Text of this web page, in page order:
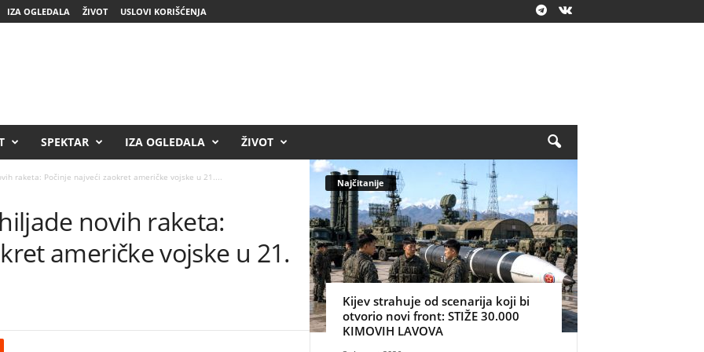
IZA OGLEDALA ŽIVOT USLOVI KORIŠĆENJA
SPEKTAR IZA OGLEDALA ŽIVOT
raketa: Počinje najveći zaokret američke vojske u 21....
novih raketa:
američke vojske u 21.
Najčitanije
Kijev strahuje od scenarija koji bi
otvorio novi front: STIŽE 30.000
KIMOVIH LAVOVA